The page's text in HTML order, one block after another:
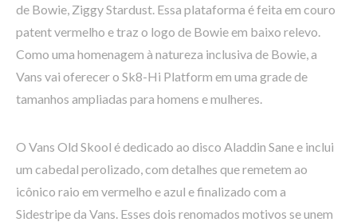
de Bowie, Ziggy Stardust. Essa plataforma é feita em couro
patent vermelho e traz o logo de Bowie em baixo relevo.
Como uma homenagem à natureza inclusiva de Bowie, a
Vans vai oferecer o Sk8-Hi Platform em uma grade de
tamanhos ampliadas para homens e mulheres.
O Vans Old Skool é dedicado ao disco Aladdin Sane e inclui
um cabedal perolizado, com detalhes que remetem ao
icônico raio em vermelho e azul e finalizado com a
Sidestripe da Vans. Esses dois renomados motivos se unem